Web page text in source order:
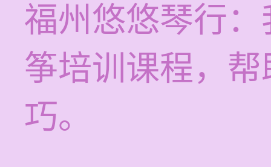
福州悠悠琴行
筝培训课程，
巧。